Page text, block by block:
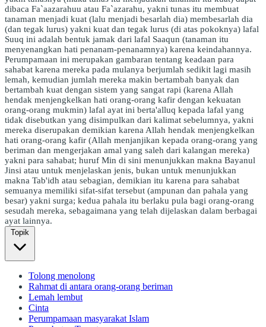
dibaca Fa`aazarahuu atau Fa`azarahu, yakni tunas itu membuat
tanaman menjadi kuat (lalu menjadi besarlah dia) membesarlah dia
(dan tegak lurus) yakni kuat dan tegak lurus (di atas pokoknya) lafal
Suuq ini adalah bentuk jamak dari lafal Saaqun (tanaman itu
menyenangkan hati penanam-penanamnya) karena keindahannya.
Perumpamaan ini merupakan gambaran tentang keadaan para
sahabat karena mereka pada mulanya berjumlah sedikit lagi masih
lemah, kemudian jumlah mereka makin bertambah banyak dan
bertambah kuat dengan sistem yang sangat rapi (karena Allah
hendak menjengkelkan hati orang-orang kafir dengan kekuatan
orang-orang mukmin) lafal ayat ini berta'alluq kepada lafal yang
tidak disebutkan yang disimpulkan dari kalimat sebelumnya, yakni
mereka diserupakan demikian karena Allah hendak menjengkelkan
hati orang-orang kafir (Allah menjanjikan kepada orang-orang yang
beriman dan mengerjakan amal yang saleh dari kalangan mereka)
yakni para sahabat; huruf Min di sini menunjukkan makna Bayanul
Jinsi atau untuk menjelaskan jenis, bukan untuk menunjukkan
makna Tab'idh atau sebagian, demikian itu karena para sahabat
semuanya memiliki sifat-sifat tersebut (ampunan dan pahala yang
besar) yakni surga; kedua pahala itu berlaku pula bagi orang-orang
sesudah mereka, sebagaimana yang telah dijelaskan dalam berbagai
ayat lainnya.
Topik
Tolong menolong
Rahmat di antara orang-orang beriman
Lemah lembut
Cinta
Perumpamaan masyarakat Islam